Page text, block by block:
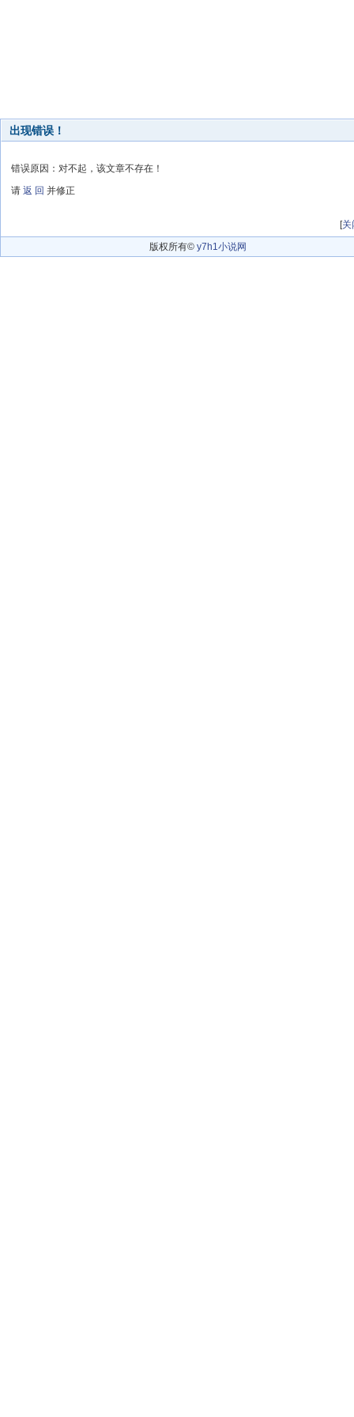
出现错误！
错误原因：对不起，该文章不存在！
请 返 回 并修正
[关
版权所有© y7h1小说网